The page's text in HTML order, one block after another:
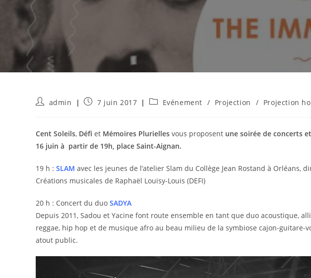
Auteur/autrice
publication :
admin
Publication
7 juin 2017
PostEvénement / Projection / Projection
Cent Soleils, Défi et Mémoires Plurielles vous proposent une soirée de concerts
16 juin à partir de 19h, place Saint-Aignan.
19 h : SLAM avec les jeunes de l’atelier Slam du Collège Jean Rostand à Orléans,
Créations musicales de Raphaël Louisy-Louis (DEFI)
20 h : Concert du duo SADYA
Depuis 2011, Sadou et Yacine font route ensemble en tant que duo acoustique,
reggae, hip hop et de musique afro au beau milieu de la symbiose cajon-guitare-
atout public.